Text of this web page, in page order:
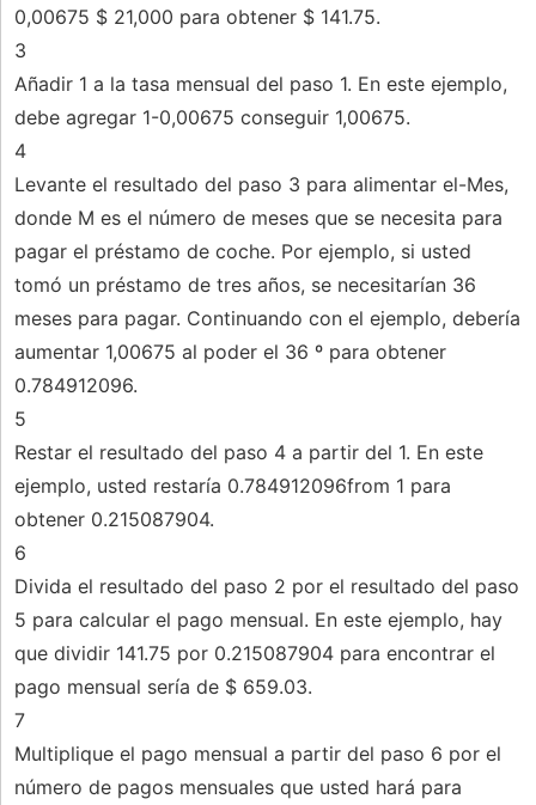
0,00675 $ 21,000 para obtener $ 141.75.
3
Añadir 1 a la tasa mensual del paso 1. En este ejemplo,
debe agregar 1-0,00675 conseguir 1,00675.
4
Levante el resultado del paso 3 para alimentar el-Mes,
donde M es el número de meses que se necesita para
pagar el préstamo de coche. Por ejemplo, si usted
tomó un préstamo de tres años, se necesitarían 36
meses para pagar. Continuando con el ejemplo, debería
aumentar 1,00675 al poder el 36 º para obtener
0.784912096.
5
Restar el resultado del paso 4 a partir del 1. En este
ejemplo, usted restaría 0.784912096from 1 para
obtener 0.215087904.
6
Divida el resultado del paso 2 por el resultado del paso
5 para calcular el pago mensual. En este ejemplo, hay
que dividir 141.75 por 0.215087904 para encontrar el
pago mensual sería de $ 659.03.
7
Multiplique el pago mensual a partir del paso 6 por el
número de pagos mensuales que usted hará para